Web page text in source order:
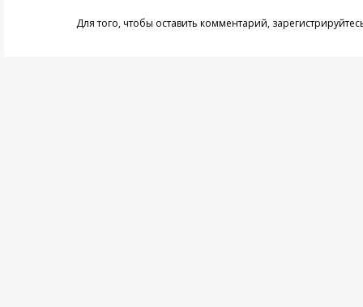
Для того, чтобы оставить комментарий,